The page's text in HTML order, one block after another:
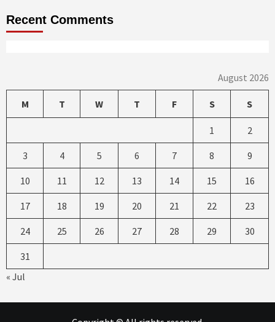
Recent Comments
August 2026
M T W T F S S
1 2
3 4 5 6 7 8 9
10 11 12 13 14 15 16
17 18 19 20 21 22 23
24 25 26 27 28 29 30
31
« Jul